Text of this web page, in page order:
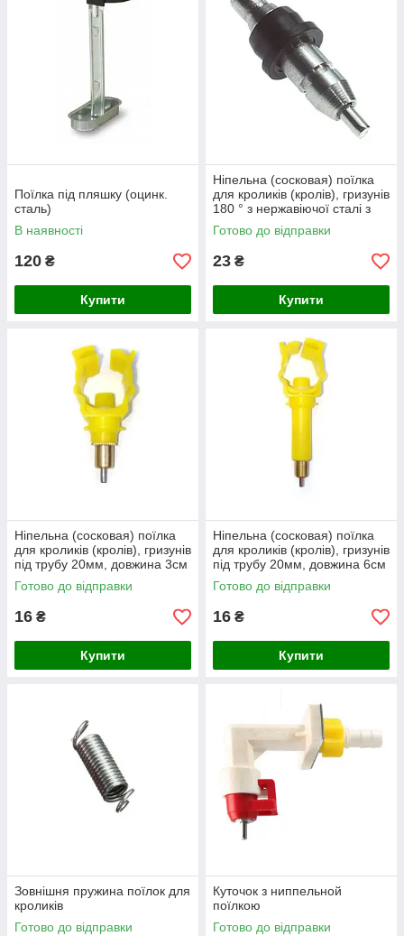
Поїлка під пляшку (оцинк.
сталь)
В наявності
120 ₴
Купити
Ніпельна (сосковая) поїлка
для кроликів (кролів), гризунів
180 ° з нержавіючої сталі з
прокладкою
Готово до відправки
23 ₴
Купити
Ніпельна (сосковая) поїлка
для кроликів (кролів), гризунів
під трубу 20мм, довжина 3см
Готово до відправки
16 ₴
Купити
Ніпельна (сосковая) поїлка
для кроликів (кролів), гризунів
під трубу 20мм, довжина 6см
Готово до відправки
16 ₴
Купити
Зовнішня пружина поїлок для
кроликів
Готово до відправки
Куточок з ниппельной
поїлкою
Готово до відправки